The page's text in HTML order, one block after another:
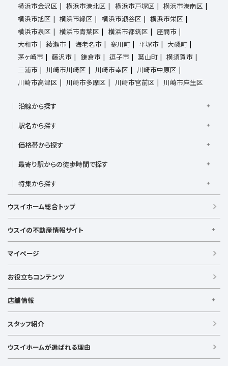
横浜市金沢区
横浜市港北区 横浜市戸塚区
横浜市港南区
横浜市旭区
横浜市緑区 横浜市瀬谷区
横浜市栄区
横浜市泉区
横浜市青葉区 横浜市都筑区
座間市
大和市
綾瀬市 海老名市 寒川町 平塚市
大磯町
茅ヶ崎市
藤沢市 鎌倉市 逗子市 葉山町
横須賀市
三浦市
川崎市川崎区 川崎市幸区
川崎市中原区
川崎市高津区
川崎市多摩区 川崎市宮前区 川崎市麻生区
沿線から探す
横須賀線
湘南新宿ライン高海
小田急江ノ島線
ブルーライン
みなとみらい線
相鉄いずみ野線
相模鉄道新横浜線
江ノ島電鉄
湘南モノレール
駅名から探す
上大岡駅
鴨居駅
港南台駅
小机駅 桜木町駅
根岸駅
平塚駅
横須賀中央駅
横浜駅
価格帯から探す
4,000万円台
5,000万円台
8,000万円台
最寄り駅からの徒歩時間で探す
駅徒歩7分以内
駅徒歩20分以内
駅徒歩21分以上
特集から探す
リフォーム・リノベーション済
日当たり良好
ファミリー向け
南向き・南道路の
ウスイホーム総合トップ
ウスイの不動産情報サイト
賃貸住宅
事業用賃貸
【買う】
新築戸建て
マイページ
お役立ちコンテンツ
店舗情報
【横浜エリア】
金沢文庫店
上大岡店 戸塚店 新横浜店
港北ニュータウン店
【湘南エリア】
スタッフ紹介
ウスイホームが選ばれる理由